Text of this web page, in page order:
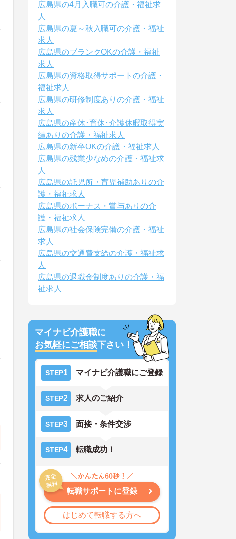
広島県の4月入職可の介護・福祉求
人
広島県の夏～秋入職可の介護・福祉
求人
広島県のブランクOKの介護・福祉
求人
広島県の資格取得サポートの介護・
福祉求人
広島県の研修制度ありの介護・福祉
求人
広島県の産休･育休･介護休暇取得実
績ありの介護・福祉求人
広島県の新卒OKの介護・福祉求人
広島県の残業少なめの介護・福祉求
人
広島県の託児所・育児補助ありの介
護・福祉求人
広島県のボーナス・賞与ありの介
護・福祉求人
広島県の社会保険完備の介護・福祉
求人
広島県の交通費支給の介護・福祉求
人
広島県の退職金制度ありの介護・福
祉求人
マイナビ介護職に
お気軽にご相談下さい！
STEP1 マイナビ介護職にご登録
STEP2 求人のご紹介
STEP3 面接・条件交渉
STEP4 転職成功！
転職サポートに登録
はじめて転職する方へ